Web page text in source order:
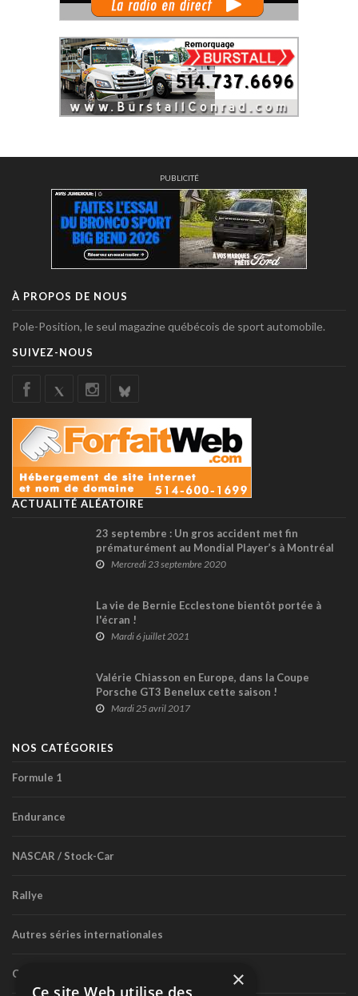
PUBLICITÉ
À PROPOS DE NOUS
Pole-Position, le seul magazine québécois de sport automobile.
SUIVEZ-NOUS
ACTUALITÉ ALÉATOIRE
23 septembre : Un gros accident met fin
prématurément au Mondial Player’s à Montréal
en 1990 (+ vidéo)
Mercredi 23 septembre 2020
La vie de Bernie Ecclestone bientôt portée à
l'écran !
Mardi 6 juillet 2021
Valérie Chiasson en Europe, dans la Coupe
Porsche GT3 Benelux cette saison !
Mardi 25 avril 2017
NOS CATÉGORIES
Formule 1
Endurance
NASCAR / Stock-Car
Rallye
Autres séries internationales
Circuit routier canadien ×
Ce site Web utilise des